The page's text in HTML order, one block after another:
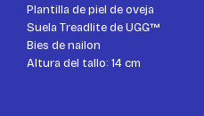
Plantilla de piel de oveja
Suela Treadlite de UGG™
Bies de nailon
Altura del tallo: 14 cm